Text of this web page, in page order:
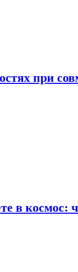
при
в